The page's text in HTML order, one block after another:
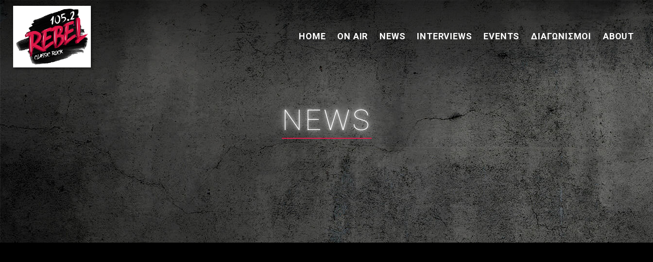
HOME ON AIR NEWS INTERVIEWS EVENTS ΔΙΑΓΩΝΙΣΜΟΊ ABOUT
NEWS